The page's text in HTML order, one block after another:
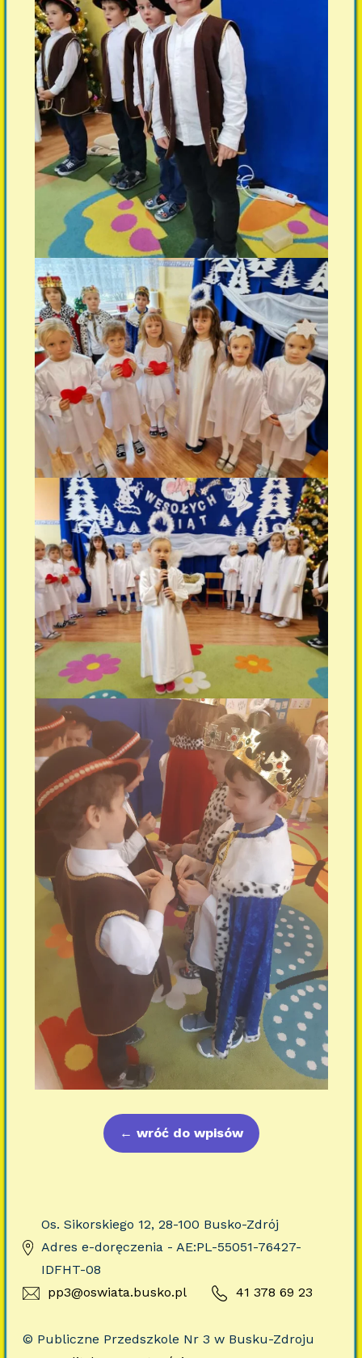
← wróć do wpisów
Os. Sikorskiego 12, 28-100 Busko-Zdrój
Adres e-doręczenia - AE:PL-55051-76427-
IDFHT-08
pp3@oswiata.busko.pl
41 378 69 23
© Publiczne Przedszkole Nr 3 w Busku-Zdroju